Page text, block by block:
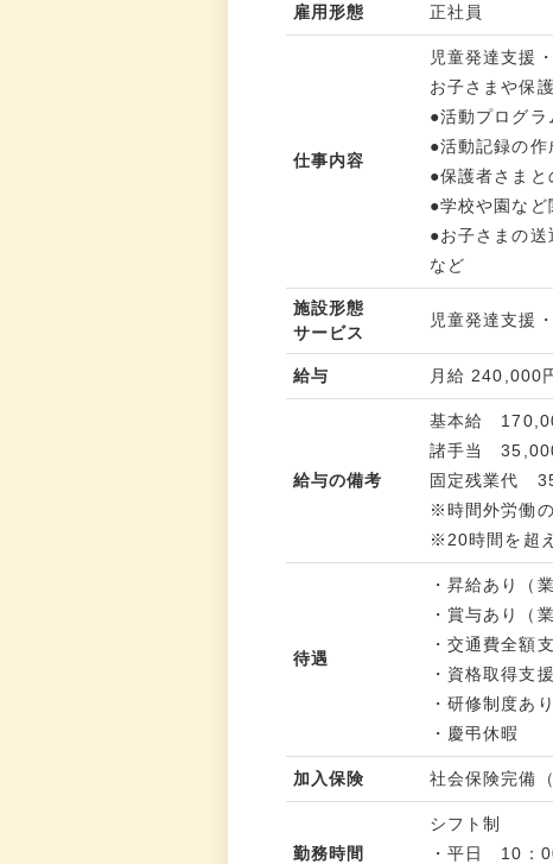
雇用形態 正社員
仕事内容
児童発達支援
お子さまや保
●活動プログラ
●活動記録の作
●保護者さまと
●学校や園な
●お子さまの送
など
施設形態
サービス
児童発達支援
給与 月給 240,000
給与の備考
基本給
諸手当 35,000
固定残業代
※時間外労働
※20時間を超
待遇
・昇給あり（
・賞与あり（
・交通費全額
・資格取得支
・研修制度あり
・慶弔休暇
加入保険 社会保険完備
勤務時間
シフト制
・平日 10：